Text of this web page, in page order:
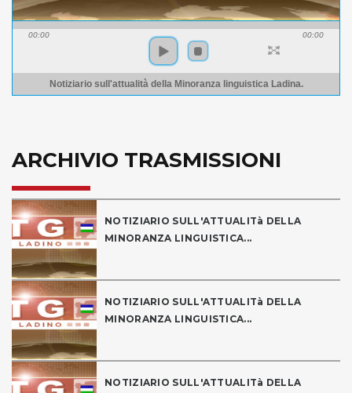
00:00 00:00
Notiziario sull'attualità della Minoranza linguistica Ladina.
ARCHIVIO TRASMISSIONI
NOTIZIARIO SULL'ATTUALITà DELLA
MINORANZA LINGUISTICA...
NOTIZIARIO SULL'ATTUALITà DELLA
MINORANZA LINGUISTICA...
NOTIZIARIO SULL'ATTUALITà DELLA